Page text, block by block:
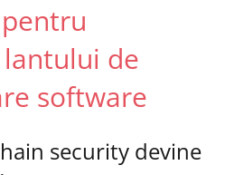
de
software
security devine